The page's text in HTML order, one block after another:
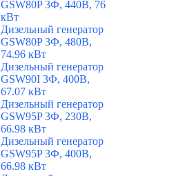
GSW80P 3Ф, 440В, 76
кВт
Дизельный генератор
GSW80P 3Ф, 480В,
74.96 кВт
Дизельный генератор
GSW90I 3Ф, 400В,
67.07 кВт
Дизельный генератор
GSW95P 3Ф, 230В,
66.98 кВт
Дизельный генератор
GSW95P 3Ф, 400В,
66.98 кВт